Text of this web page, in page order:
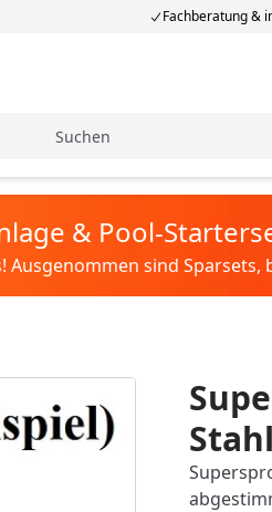
Fachberatung &
& Pool-
Ausgenommen sind
Stahl